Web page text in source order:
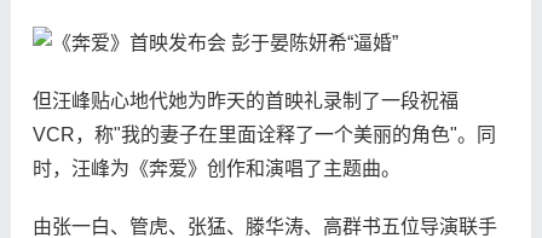
但汪峰贴心地代她为昨天的首映礼录制了一段祝福
VCR，称"我的妻子在里面诠释了一个美丽的角色"。同
时，汪峰为《奔爱》创作和演唱了主题曲。
由张一白、管虎、张猛、滕华涛、高群书五位导演联手